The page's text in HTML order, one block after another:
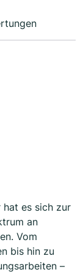
hat es sich zur
an
Vom
bis hin zu
–